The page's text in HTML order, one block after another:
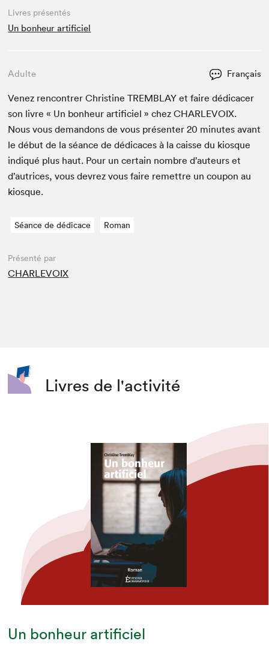
Livres présentés
Un bonheur artificiel
Adulte Français
Venez ren­con­tr­er Chris­tineTREM­BLAY et faire dédi­cac­er
son livre « Un bon­heur arti­fi­ciel » chezCHARLEVOIX.
Nous vous deman­dons de vous présen­ter20 min­utes avant
le début de la séance de dédi­caces à la caisse du kiosque
indiqué plus haut. Pour un cer­tain nom­bre d’auteurs et
d’autrices, vous devrez vous faire remet­tre un coupon au
kiosque.
Séance de dédicace Roman
Présenté par
CHARLEVOIX
Livres de l'activité
Un bonheur artificiel